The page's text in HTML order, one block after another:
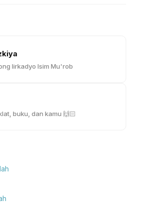
lirkadyo Isim Mu'rob
buku, dan kamu 🙌🏻